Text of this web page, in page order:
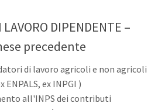
DIPENDENTE –
precedente
di lavoro agricoli e non agricoli
ENPALS, ex INPGI )
all'INPS dei contributi